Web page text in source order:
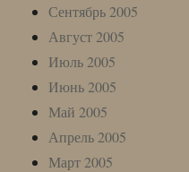
Сентябрь 2005
Август 2005
Июль 2005
Июнь 2005
Май 2005
Апрель 2005
Март 2005